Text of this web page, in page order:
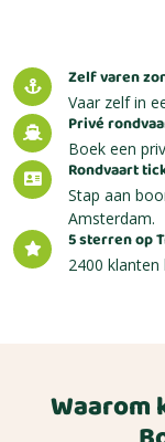
Zelf varen
Vaar zelf in
Privé
Boek een
Rondvaart
Stap aan
Amsterdam.
5 sterren op
2400
Waarom